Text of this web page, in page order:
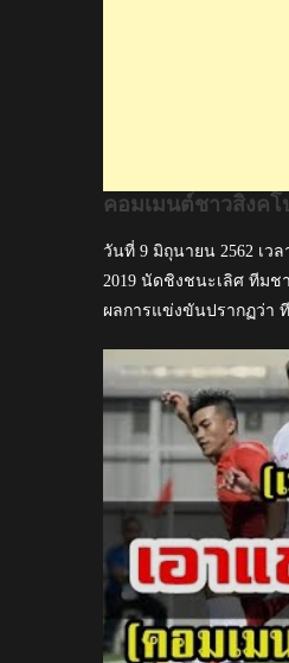
คอมเมนต์ชาวสิงคโ
วันที่ 9 มิถุนายน 2562 เว
2019 นัดชิงชนะเลิศ ทีมช
ผลการแข่งขันปรากฏว่า